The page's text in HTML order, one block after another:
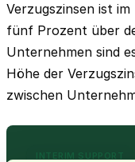
Verzugszinsen ist
fünf Prozent über
Unternehmen sind
Höhe der
zwischen
INTERIM SUPPORT